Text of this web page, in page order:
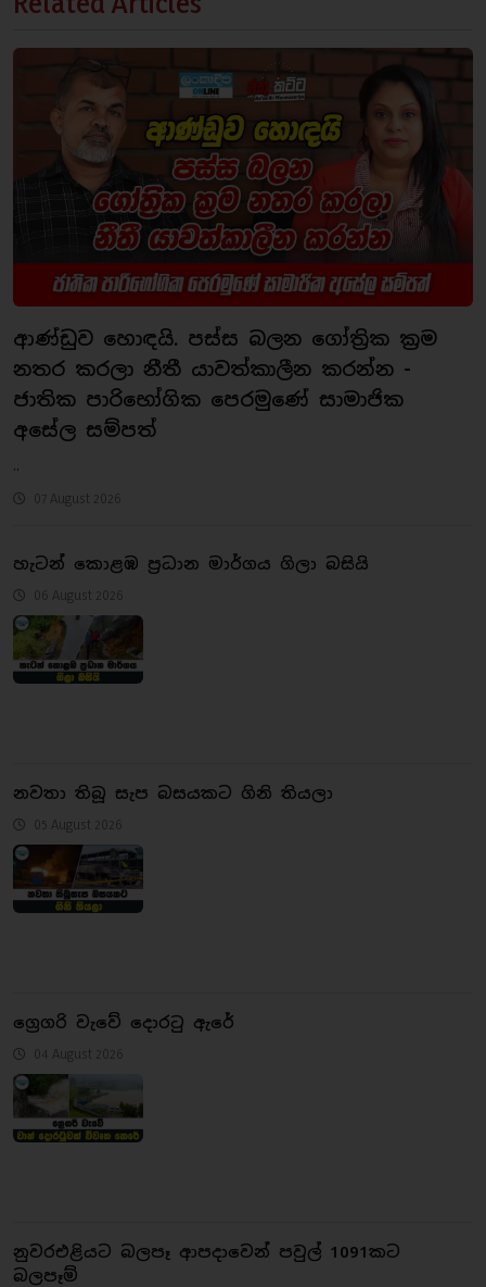
ආණ්ඩුව හොඳයි. පස්ස බලන ගෝත්‍රික ක්‍රම
නතර කරලා නීතී යාවත්කාලීන කරන්න -
ජාතික පාරිභෝගික පෙරමුණේ සාමාජික
අසේල සම්පත්
..
07 August 2026
හැටන් කොළඹ ප්‍රධාන මාර්ගය ගිලා බසියි
06 August 2026
නවතා තිබූ සැප බසයකට ගිනි තියලා
05 August 2026
ග්‍රෙගරි වැවේ දොරටු ඇරේ
04 August 2026
නුවරඑළියට බලපෑ ආපදාවෙන් පවුල් 1091කට
බලපෑම්